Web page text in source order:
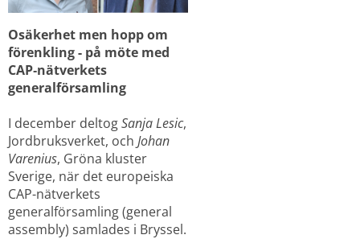
Osäkerhet men hopp om
förenkling - på möte med
CAP‑nätverkets
generalförsamling
I december deltog Sanja Lesic,
Jordbruksverket, och Johan
Varenius, Gröna kluster
Sverige, när det europeiska
CAP-nätverkets
generalförsamling (general
assembly) samlades i Bryssel.